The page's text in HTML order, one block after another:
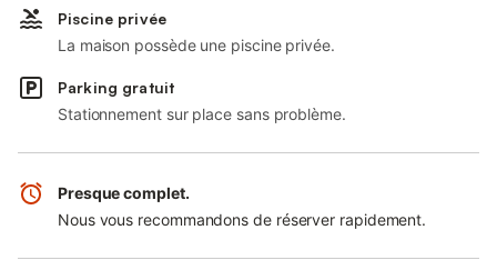
Piscine privée
La maison possède une piscine privée.
Parking gratuit
Stationnement sur place sans problème.
Presque complet.
Nous vous recommandons de réserver rapidement.